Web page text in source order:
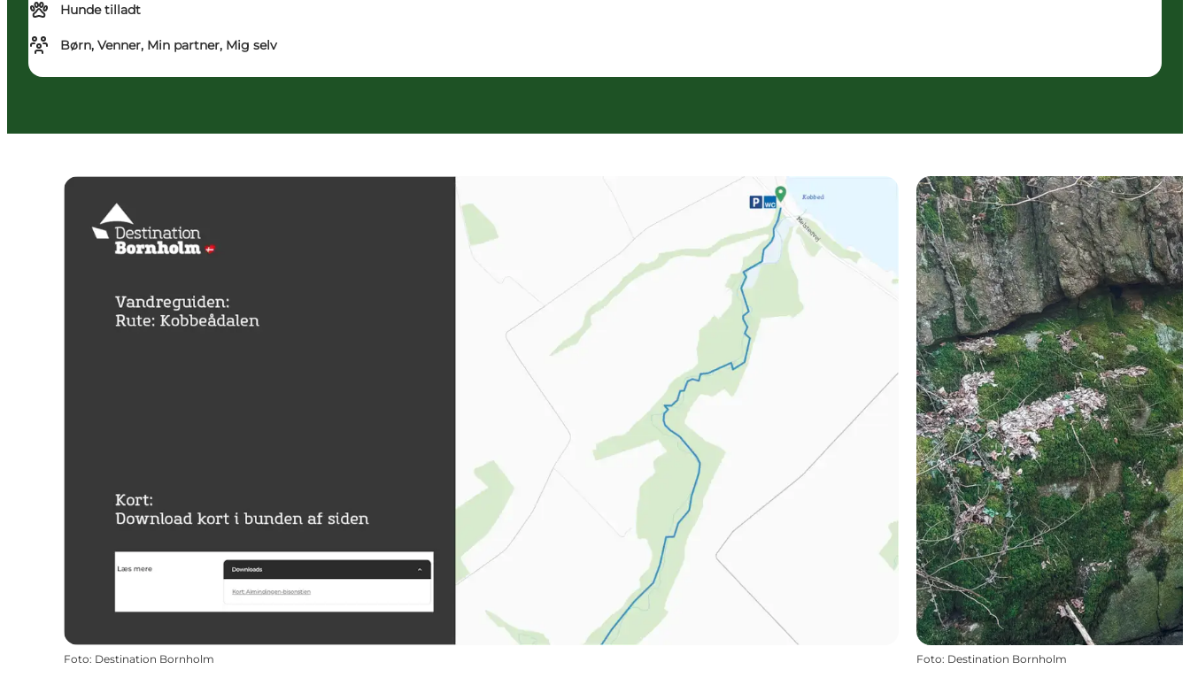
Hunde tilladt
Børn, Venner, Min partner, Mig selv
Foto: Destination Bornholm Foto: Destination Bornholm